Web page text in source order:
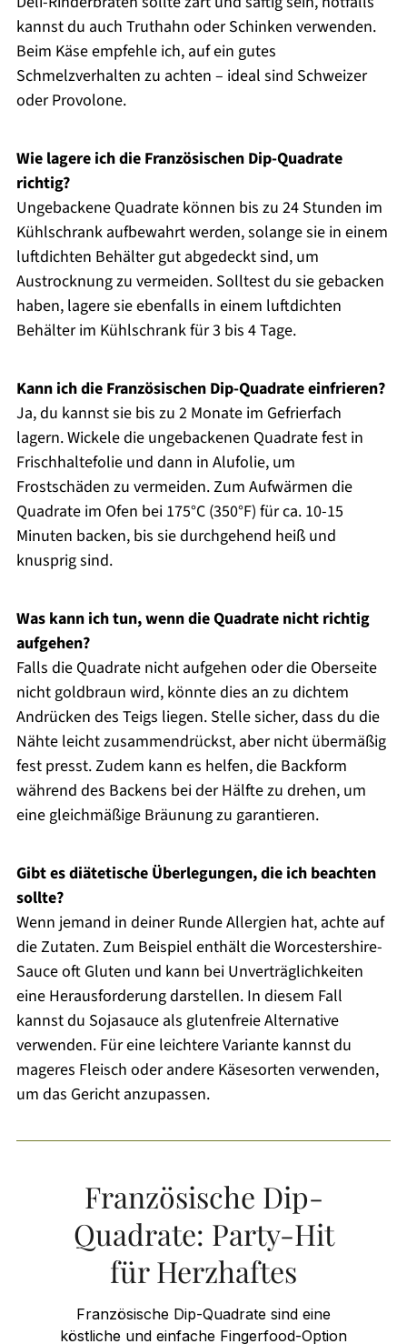
kannst du auch Truthahn oder Schinken verwenden.
Beim Käse empfehle ich, auf ein gutes
Schmelzverhalten zu achten – ideal sind Schweizer
oder Provolone.
Wie lagere ich die Französischen Dip-Quadrate
richtig?
Ungebackene Quadrate können bis zu 24 Stunden im
Kühlschrank aufbewahrt werden, solange sie in einem
luftdichten Behälter gut abgedeckt sind, um
Austrocknung zu vermeiden. Solltest du sie gebacken
haben, lagere sie ebenfalls in einem luftdichten
Behälter im Kühlschrank für 3 bis 4 Tage.
Kann ich die Französischen Dip-Quadrate einfrieren?
Ja, du kannst sie bis zu 2 Monate im Gefrierfach
lagern. Wickele die ungebackenen Quadrate fest in
Frischhaltefolie und dann in Alufolie, um
Frostschäden zu vermeiden. Zum Aufwärmen die
Quadrate im Ofen bei 175°C (350°F) für ca. 10-15
Minuten backen, bis sie durchgehend heiß und
knusprig sind.
Was kann ich tun, wenn die Quadrate nicht richtig
aufgehen?
Falls die Quadrate nicht aufgehen oder die Oberseite
nicht goldbraun wird, könnte dies an zu dichtem
Andrücken des Teigs liegen. Stelle sicher, dass du die
Nähte leicht zusammendrückst, aber nicht übermäßig
fest presst. Zudem kann es helfen, die Backform
während des Backens bei der Hälfte zu drehen, um
eine gleichmäßige Bräunung zu garantieren.
Gibt es diätetische Überlegungen, die ich beachten
sollte?
Wenn jemand in deiner Runde Allergien hat, achte auf
die Zutaten. Zum Beispiel enthält die Worcestershire-
Sauce oft Gluten und kann bei Unverträglichkeiten
eine Herausforderung darstellen. In diesem Fall
kannst du Sojasauce als glutenfreie Alternative
verwenden. Für eine leichtere Variante kannst du
mageres Fleisch oder andere Käsesorten verwenden,
um das Gericht anzupassen.
Französische Dip-
Quadrate: Party-Hit
für Herzhaftes
Französische Dip-Quadrate sind eine
köstliche und einfache Fingerfood-Option